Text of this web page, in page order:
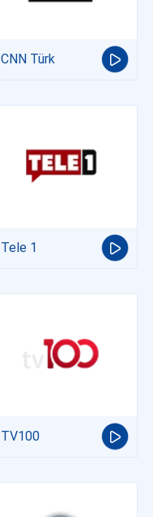
CNN Türk
Tele 1
TV100